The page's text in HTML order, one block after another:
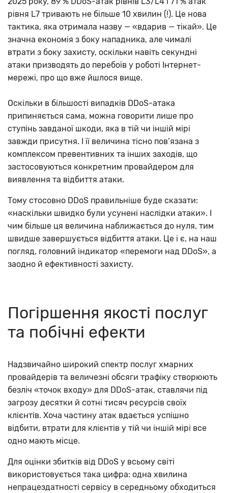
рівня L7 тривають не більше 10 хвилин (!). Це нова
тактика, яка отримала назву — «вдарив — тікай». Це
значна економія з боку нападника, але чималі
втрати з боку захисту, оскільки навіть секундні
атаки призводять до перебоїв у роботі Інтернет-
мережі, про що вже йшлося вище.
Оскільки в більшості випадків DDoS-атака
припиняється сама, можна говорити лише про
ступінь завданої шкоди, яка в тій чи іншій мірі
завжди присутня. І її величина тісно пов’язана з
комплексом превентивних та інших заходів, що
застосовуються конкретним провайдером для
виявлення та відбиття атаки.
Тому стосовно DDoS правильніше буде сказати:
«наскільки швидко були усунені наслідки атаки». І
чим більше ця величина наближається до нуля, тим
швидше завершується відбиття атаки. Це і є, на наш
погляд, головний індикатор «перемоги над DDoS», а
заодно й ефективності захисту.
Погіршення якості послуг
та побічні ефекти
Надзвичайно широкий спектр послуг хмарних
провайдерів та величезні обсяги трафіку створюють
безліч «точок входу» для DDoS-атак, ставлячи під
загрозу десятки й сотні тисяч ресурсів своїх
клієнтів. Хоча частину атак вдається успішно
відбити, втрати для клієнтів у тій чи іншій мірі все
одно мають місце.
Для оцінки збитків від DDoS у всьому світі
використовується така цифра: одна хвилина
непрацездатності сервісу в середньому обходиться